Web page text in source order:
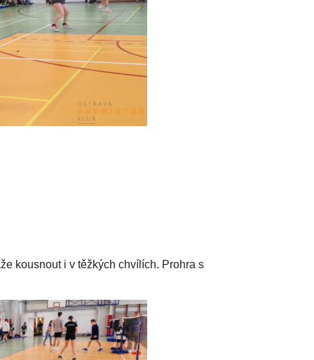
kousnout i v těžkých chvílích. Prohra s